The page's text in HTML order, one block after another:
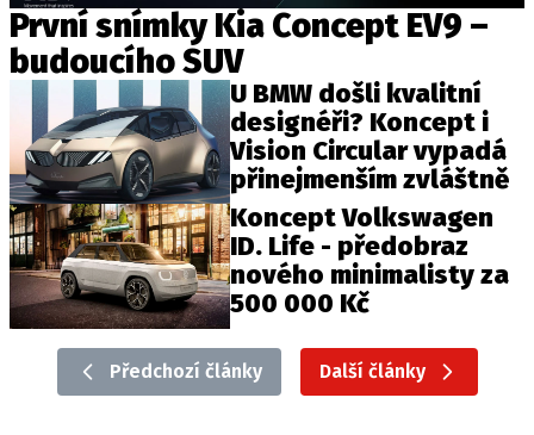
První snímky Kia Concept EV9 –
budoucího SUV
U BMW došli kvalitní
designéři? Koncept i
Vision Circular vypadá
přinejmenším zvláštně
Koncept Volkswagen
ID. Life - předobraz
nového minimalisty za
500 000 Kč
Předchozí články Další články